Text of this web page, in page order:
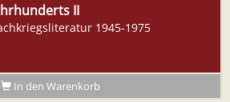
II
1945-1975
In den Warenkorb